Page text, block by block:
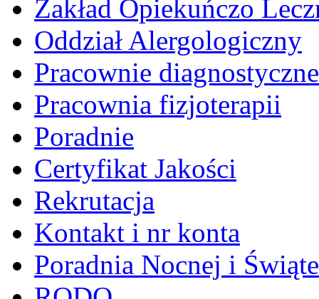
Zakład Opiekuńczo
Oddział Alergologiczny
Pracownie diagnostyczne
Pracownia fizjoterapii
Poradnie
Certyfikat Jakości
Rekrutacja
Kontakt i nr konta
Poradnia Nocnej i